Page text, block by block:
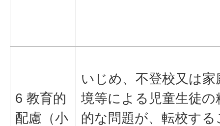
6 教育的
配慮（小
いじめ、不登校又は家
境等による児童生徒の
的な問題が、転校する